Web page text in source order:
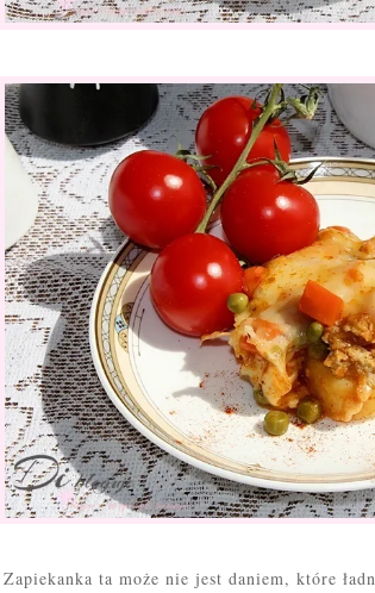
Zapiekanka ta może nie jest daniem, które